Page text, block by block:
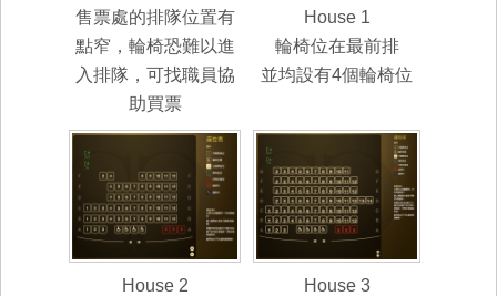
售票處的排隊位置有
點窄，輪椅恐難以進
入排隊，可找職員協
助買票
House 1
輪椅位在最前排
並均設有4個輪椅位
House 2
House 3